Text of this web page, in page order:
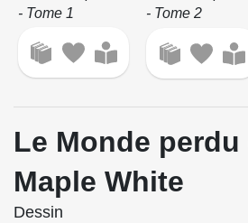
- Tome 1
- Tome 2
Le Monde perdu
Maple White
Dessin